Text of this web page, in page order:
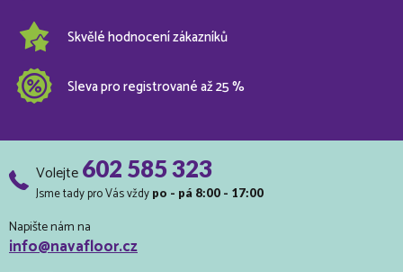
Skvělé hodnocení zákazníků
Sleva pro registrované až 25 %
Volejte602 585 323
Jsme tady pro Vás vždy po - pá 8:00 - 17:00
Napište nám na
info@navafloor.cz